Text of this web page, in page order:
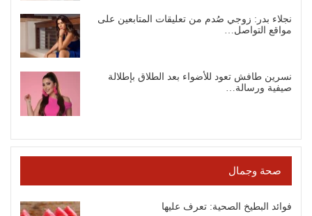
نجلاء بدر: زوجي صُدم من تعليقات المتابعين على
مواقع التواصل…
نسرين طافش تعود للأضواء بعد الطلاق بإطلالة
صيفية ورسالة…
صحة وجمال
فوائد البطيخ الصحية: تعرف عليها